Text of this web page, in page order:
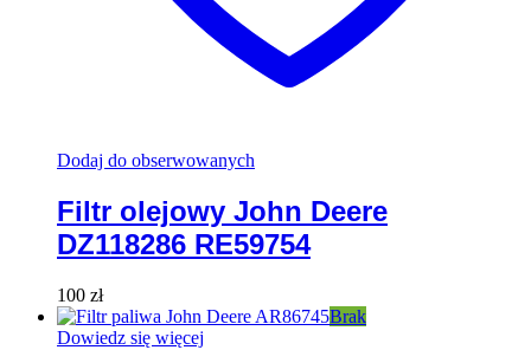
Dodaj do obserwowanych
Filtr olejowy John Deere
DZ118286 RE59754
100 zł
Brak
Dowiedz się więcej